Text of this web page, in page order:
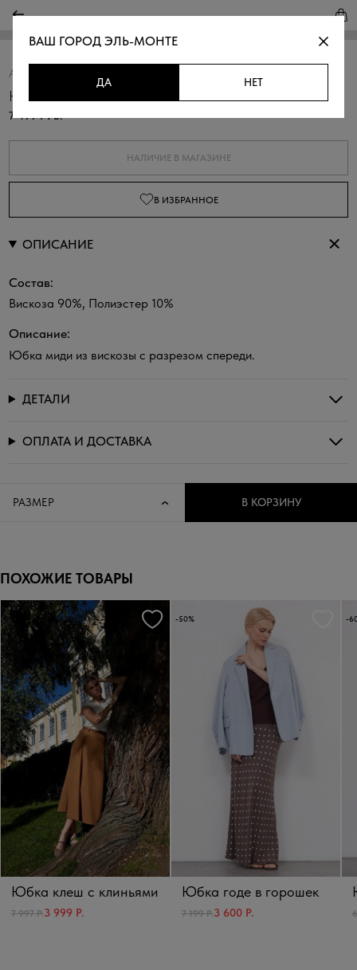
Артикул:
Юбка из вискозы с разрезом
7 499 РУБ.
НАЛИЧИЕ В МАГАЗИНЕ
В ИЗБРАННОЕ
ОПИСАНИЕ
Состав:
Вискоза 90%, Полиэстер 10%
Описание:
Юбка миди из вискозы с разрезом спереди.
ДЕТАЛИ
ОПЛАТА И ДОСТАВКА
РАЗМЕР В КОРЗИНУ
ПОХОЖИЕ ТОВАРЫ
-50%
Юбка клеш с клиньями
7 997 Р.3 999 Р.
-50%
Юбка годе в горошек
7 199 Р.3 600 Р.
-
ВАШ ГОРОДЭЛЬ-МОНТЕ
ДА НЕТ